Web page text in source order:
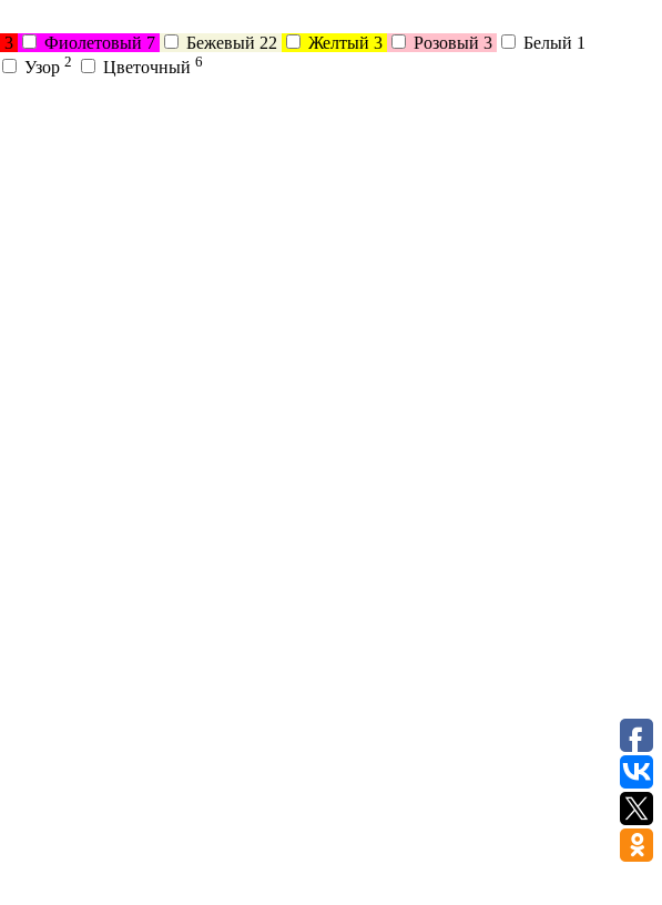
3 Фиолетовый 7 Бежевый 22 Желтый 3 Розовый 3 Белый 1
Узор 2 Цветочный 6